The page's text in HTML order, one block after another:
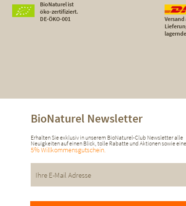
BioNaturel ist
öko-zertifiziert.
DE-ÖKO-001
BioNaturel Newsletter
Erhalten Sie exklusiv in unserem BioNaturel-Club Newsletter alle
Neuigkeiten auf einen Blick, tolle Rabatte und Aktionen sowie
5% Willkommensgutschein.